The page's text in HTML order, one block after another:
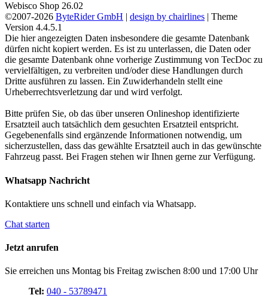
Webisco Shop 26.02
©2007-2026 ByteRider GmbH | design by chairlines | Theme
Version 4.4.5.1
Die hier angezeigten Daten insbesondere die gesamte Datenbank
dürfen nicht kopiert werden. Es ist zu unterlassen, die Daten oder
die gesamte Datenbank ohne vorherige Zustimmung von TecDoc zu
vervielfältigen, zu verbreiten und/oder diese Handlungen durch
Dritte ausführen zu lassen. Ein Zuwiderhandeln stellt eine
Urheberrechtsverletzung dar und wird verfolgt.
Bitte prüfen Sie, ob das über unseren Onlineshop identifizierte
Ersatzteil auch tatsächlich dem gesuchten Ersatzteil entspricht.
Gegebenenfalls sind ergänzende Informationen notwendig, um
sicherzustellen, dass das gewählte Ersatzteil auch in das gewünschte
Fahrzeug passt. Bei Fragen stehen wir Ihnen gerne zur Verfügung.
Whatsapp Nachricht
Kontaktiere uns schnell und einfach via Whatsapp.
Chat starten
Jetzt anrufen
Sie erreichen uns Montag bis Freitag zwischen 8:00 und 17:00 Uhr
Tel: 040 - 53789471